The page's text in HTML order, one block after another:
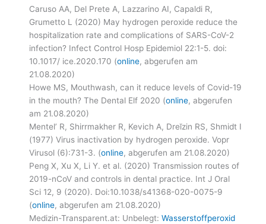
Caruso AA, Del Prete A, Lazzarino AI, Capaldi R,
Grumetto L (2020) May hydrogen peroxide reduce the
hospitalization rate and complications of SARS-CoV-2
infection? Infect Control Hosp Epidemiol 22:1-5. doi:
10.1017/ ice.2020.170 (online, abgerufen am
21.08.2020)
Howe MS, Mouthwash, can it reduce levels of Covid-19
in the mouth? The Dental Elf 2020 (online, abgerufen
am 21.08.2020)
Mentel’ R, Shirrmakher R, Kevich A, Dreĭzin RS, Shmidt I
(1977) Virus inactivation by hydrogen peroxide. Vopr
Virusol (6):731-3. (online, abgerufen am 21.08.2020)
Peng X, Xu X, Li Y. et al. (2020) Transmission routes of
2019-nCoV and controls in dental practice. Int J Oral
Sci 12, 9 (2020). Doi:10.1038/s41368-020-0075-9
(online, abgerufen am 21.08.2020)
Medizin-Transparent.at: Unbelegt:Wasserstoffperoxid